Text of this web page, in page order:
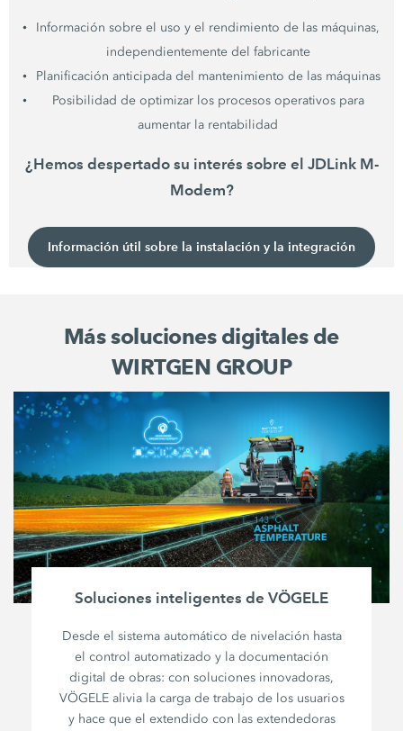
Información sobre el uso y el rendimiento de las máquinas,
independientemente del fabricante
Planificación anticipada del mantenimiento de las máquinas
Posibilidad de optimizar los procesos operativos para
aumentar la rentabilidad
¿Hemos despertado su interés sobre el JDLink M-
Modem?
Información útil sobre la instalación y la integración
Más soluciones digitales de
WIRTGEN GROUP
Soluciones inteligentes de VÖGELE
Desde el sistema automático de nivelación hasta
el control automatizado y la documentación
digital de obras: con soluciones innovadoras,
VÖGELE alivia la carga de trabajo de los usuarios
y hace que el extendido con las extendedoras